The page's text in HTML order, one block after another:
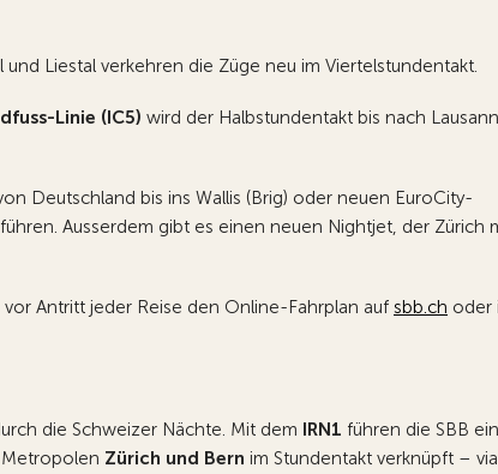
Liestal verkehren die Züge neu im Viertelstundentakt.
Linie (IC5) wird der Halbstundentakt bis nach
Deutschland bis ins Wallis (Brig) oder neuen EuroCity-
führen. Ausserdem gibt es einen neuen Nightjet, der Zürich
Antritt jeder Reise den Online-Fahrplan auf sbb.ch oder
die Schweizer Nächte. Mit dem IRN1 führen die SBB
Zürich und Bern im Stundentakt verknüpft –